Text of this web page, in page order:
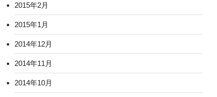
2015年2月
2015年1月
2014年12月
2014年11月
2014年10月